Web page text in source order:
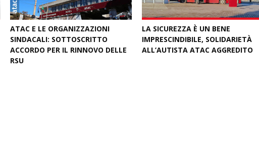
ATAC E LE ORGANIZZAZIONI
SINDACALI: SOTTOSCRITTO
ACCORDO PER IL RINNOVO DELLE
RSU
LA SICUREZZA È UN BENE
IMPRESCINDIBILE, SOLIDARIETÀ
ALL’AUTISTA ATAC AGGREDITO